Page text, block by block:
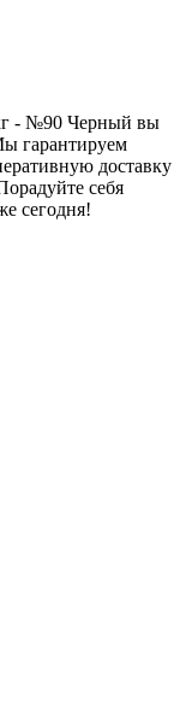
- №90 Черный вы
гарантируем
доставку
себя
сегодня!